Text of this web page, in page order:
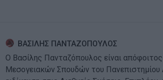
ΒΑΣΙΛΗΣ ΠΑΝΤΑΖΟΠΟΥΛΟΣ
Ο Βασίλης Πανταζόπουλος είναι
Μεσογειακών Σπουδών του Πανεπιστημίου